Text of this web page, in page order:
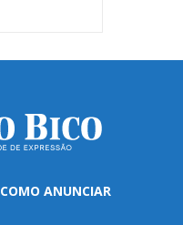
COMO ANUNCIAR